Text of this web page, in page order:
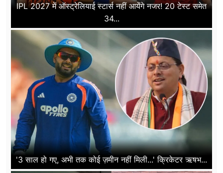
IPL 2027 में ऑस्ट्रेलियाई स्टार्स नहीं आयेंगे नजर! 20 टेस्ट समेत
34...
'3 साल हो गए, अभी तक कोई ज़मीन नहीं मिली...' क्रिकेटर ऋषभ...